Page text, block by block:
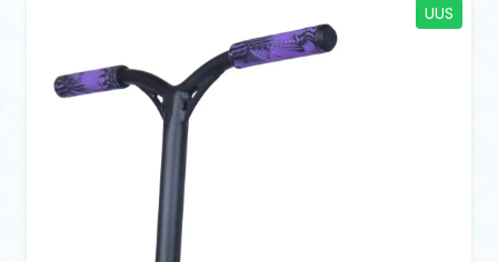
UUS